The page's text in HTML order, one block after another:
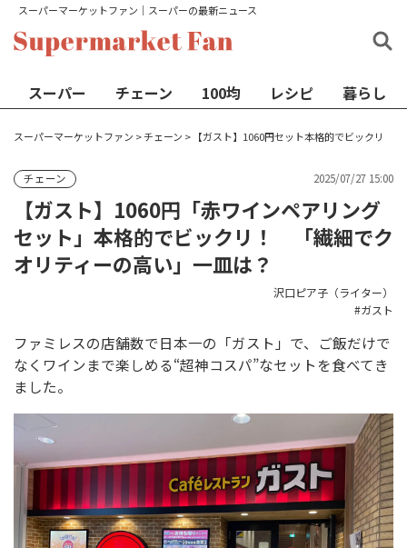
スーパーマーケットファン│スーパーの最新ニュース
スーパー チェーン 100均 レシピ 暮らし
スーパーマーケットファン >チェーン > 【ガスト】1060円セット本格的でビックリ
チェーン 2025/07/27 15:00
【ガスト】1060円「赤ワインペアリング
セット」本格的でビックリ！ 「繊細でク
オリティーの高い」一皿は？
沢口ピア子（ライター）
ガスト
ファミレスの店舗数で日本一の「ガスト」で、ご飯だけで
なくワインまで楽しめる“超神コスパ”なセットを食べてき
ました。